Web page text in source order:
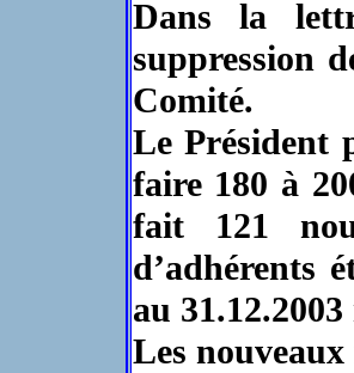
Dans la
suppression
Comité.
Le Président
faire 180 à
fait 121
d’adhérents
au
Les